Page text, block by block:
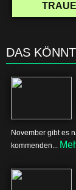
DAS
November gibt es
kommenden...